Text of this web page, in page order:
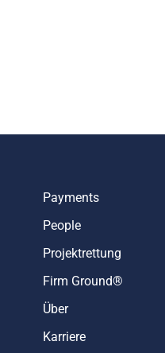
Payments
People
Projektrettung
Firm Ground®
Über
Karriere